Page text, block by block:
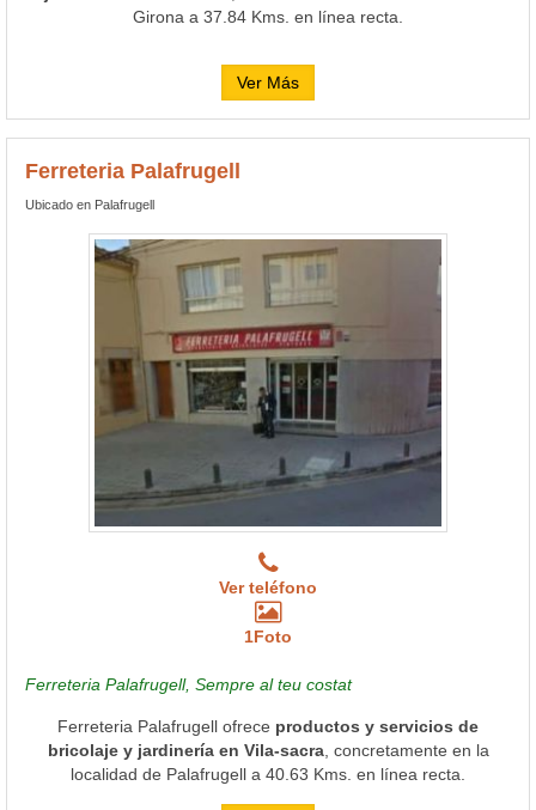
Girona a 37.84 Kms. en línea recta.
Ver Más
Ferreteria Palafrugell
Ubicado en Palafrugell
Ver teléfono
1Foto
Ferreteria Palafrugell, Sempre al teu costat
Ferreteria Palafrugell ofrece productos y servicios de
bricolaje y jardinería en Vila-sacra, concretamente en la
localidad de Palafrugell a 40.63 Kms. en línea recta.